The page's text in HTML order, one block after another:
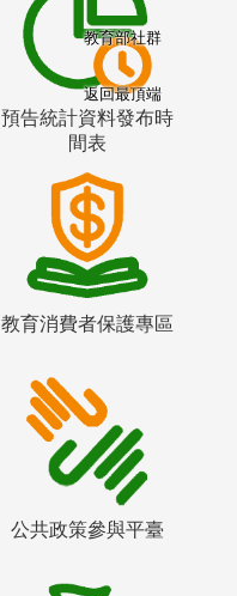
預告統計資料發布時
間表
教育消費者保護專區
公共政策參與平臺
教育部社群
返回最頂端